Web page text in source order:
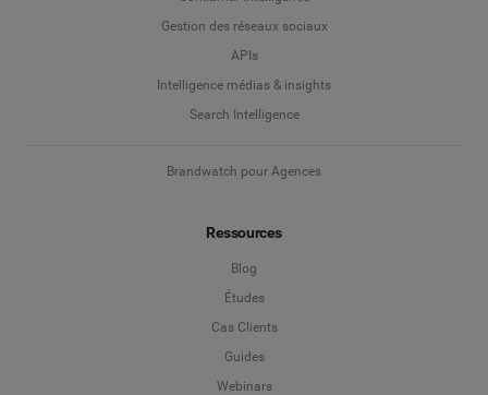
Gestion des réseaux sociaux
APIs
Intelligence médias & insights
Search Intelligence
Brandwatch pour Agences
Ressources
Blog
Études
Cas Clients
Guides
Webinars